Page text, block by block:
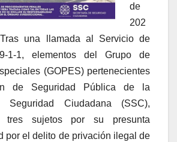
de
202
una llamada al Servicio de
1-1, elementos del Grupo de
(GOPES) pertenecientes
de Seguridad Pública de la
Seguridad Ciudadana (SSC),
tres sujetos por su presunta
por el delito de privación ilegal de